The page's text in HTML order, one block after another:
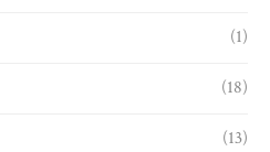
(1)
(18)
(13)